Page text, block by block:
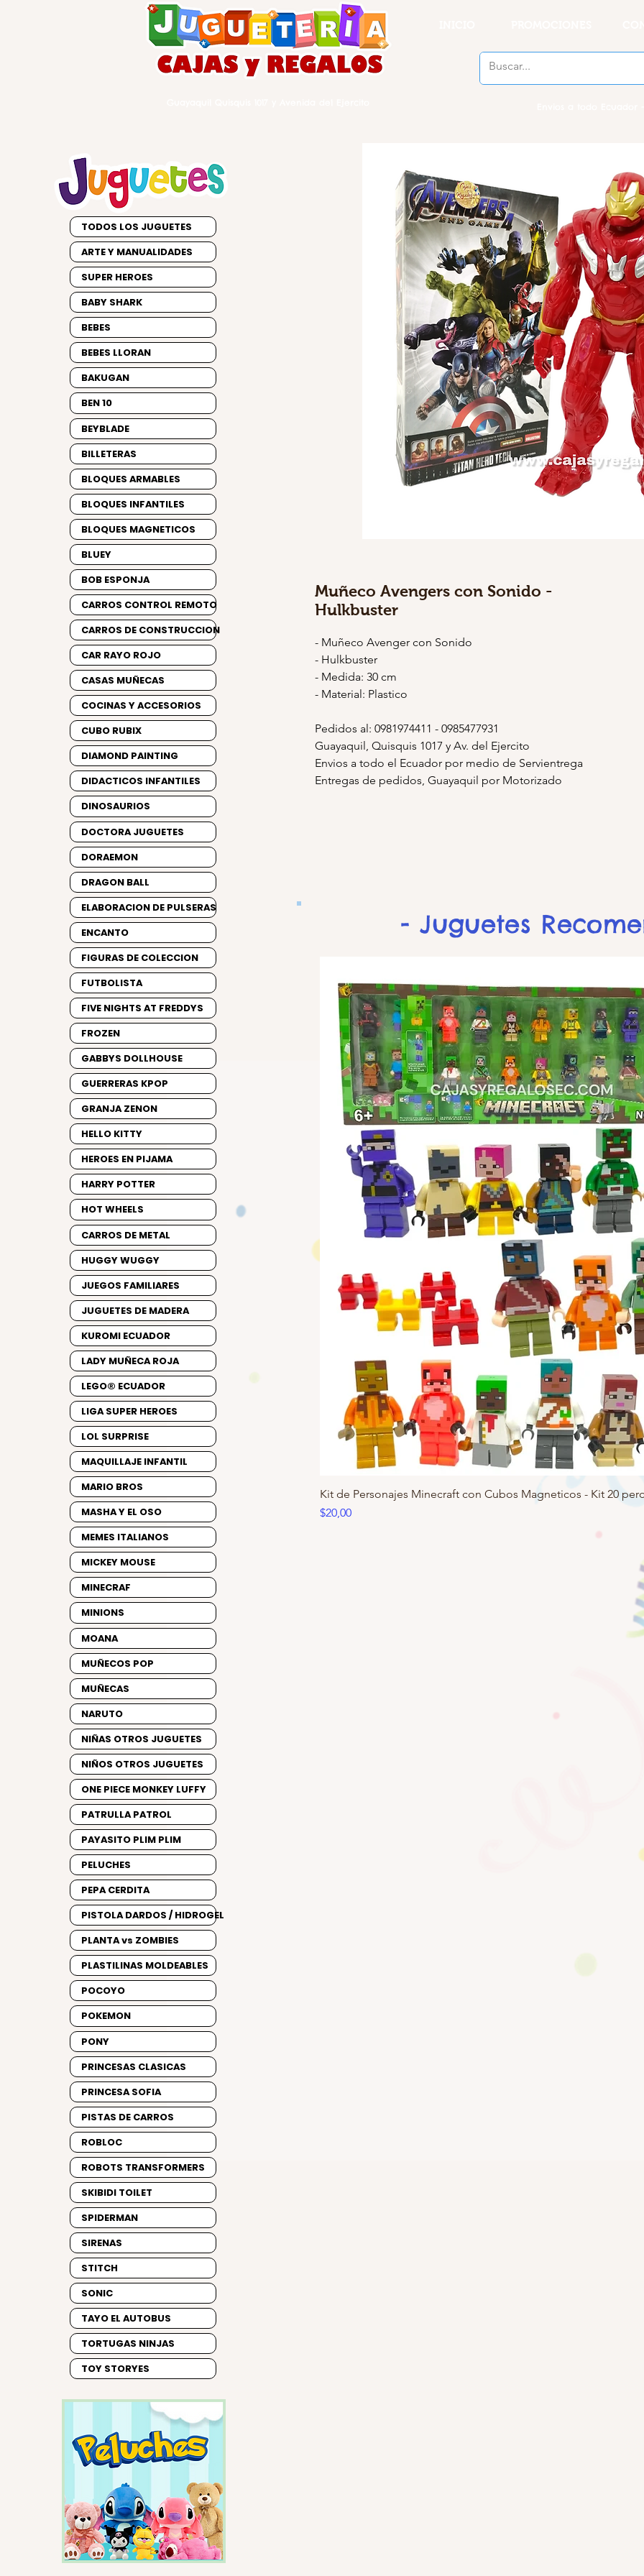
Muñeco Avengers con Sonido -
Hulkbuster
- Muñeco Avenger con Sonido
- Hulkbuster
- Medida: 30 cm
- Material: Plastico
Pedidos al: 0981974411 - 0985477931
Guayaquil, Quisquis 1017 y Av. del Ejercito
Envios a todo el Ecuador por medio de Servientrega
Entregas de pedidos, Guayaquil por Motorizado
Kit de Personajes Minecraft con Cubos Magneticos - Kit 20
Precio
$20,00
- Juguetes
TODOS LOS JUGUETES
ARTE Y MANUALIDADES
SUPER HEROES
BABY SHARK
BEBES
BEBES LLORAN
BAKUGAN
BEN 10
BEYBLADE
BILLETERAS
BLOQUES ARMABLES
BLOQUES INFANTILES
BLOQUES MAGNETICOS
BLUEY
BOB ESPONJA
CARROS CONTROL REMOTO
CARROS DE CONSTRUCCION
CAR RAYO ROJO
CASAS MUÑECAS
COCINAS Y ACCESORIOS
CUBO RUBIX
DIAMOND PAINTING
DIDACTICOS INFANTILES
DINOSAURIOS
DOCTORA JUGUETES
DORAEMON
DRAGON BALL
ELABORACION DE PULSERAS
ENCANTO
FIGURAS DE COLECCION
FUTBOLISTA
FIVE NIGHTS AT FREDDYS
FROZEN
GABBYS DOLLHOUSE
GUERRERAS KPOP
GRANJA ZENON
HELLO KITTY
HEROES EN PIJAMA
HARRY POTTER
HOT WHEELS
CARROS DE METAL
HUGGY WUGGY
JUEGOS FAMILIARES
JUGUETES DE MADERA
KUROMI ECUADOR
LADY MUÑECA ROJA
LEGO® ECUADOR
LIGA SUPER HEROES
LOL SURPRISE
MAQUILLAJE INFANTIL
MARIO BROS
MASHA Y EL OSO
MEMES ITALIANOS
MICKEY MOUSE
MINECRAF
MINIONS
MOANA
MUÑECOS POP
MUÑECAS
NARUTO
NIÑAS OTROS JUGUETES
NIÑOS OTROS JUGUETES
ONE PIECE MONKEY LUFFY
PATRULLA PATROL
PAYASITO PLIM PLIM
PELUCHES
PEPA CERDITA
PISTOLA DARDOS / HIDROGEL
PLANTA vs ZOMBIES
PLASTILINAS MOLDEABLES
POCOYO
POKEMON
PONY
PRINCESAS CLASICAS
PRINCESA SOFIA
PISTAS DE CARROS
ROBLOC
ROBOTS TRANSFORMERS
SKIBIDI TOILET
SPIDERMAN
SIRENAS
STITCH
SONIC
TAYO EL AUTOBUS
TORTUGAS NINJAS
TOY STORYES